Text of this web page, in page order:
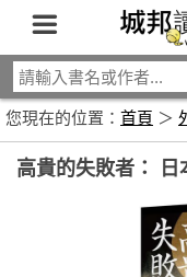
您現在的位置： 首頁 ＞
高貴的失敗者：